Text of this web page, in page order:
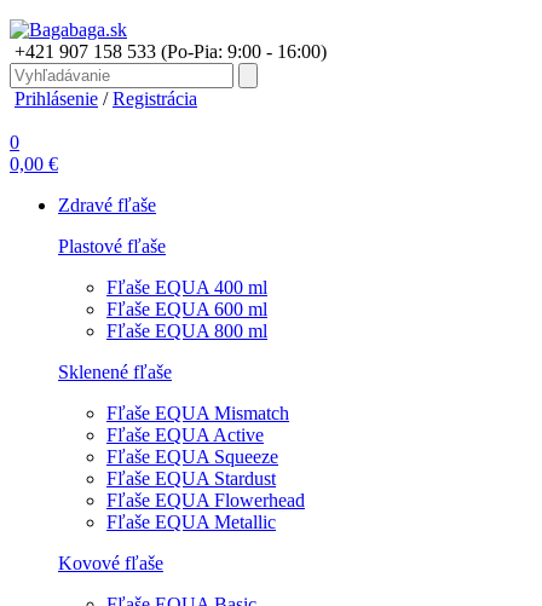
+421 907 158 533 (Po-Pia: 9:00 - 16:00)
Prihlásenie / Registrácia
0
0,00 €
Zdravé fľaše
Plastové fľaše
Fľaše EQUA 400 ml
Fľaše EQUA 600 ml
Fľaše EQUA 800 ml
Sklenené fľaše
Fľaše EQUA Mismatch
Fľaše EQUA Active
Fľaše EQUA Squeeze
Fľaše EQUA Stardust
Fľaše EQUA Flowerhead
Fľaše EQUA Metallic
Kovové fľaše